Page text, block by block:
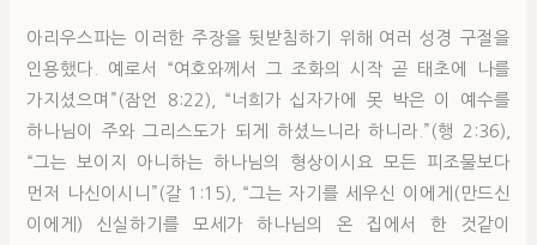
아리우스파는 이러한 주장을 뒷받침하기 위해 여러 성경 구절을
인용했다. 예로서 “여호와께서 그 조화의 시작 곧 태초에 나를
가지셨으며”(잠언 8:22), “너희가 십자가에 못 박은 이 예수를
하나님이 주와 그리스도가 되게 하셨느니라 하니라.”(행 2:36),
“그는 보이지 아니하는 하나님의 형상이시요 모든 피조물보다
먼저 나신이시니”(갈 1:15), “그는 자기를 세우신 이에게(만드신
이에게) 신실하기를 모세가 하나님의 온 집에서 한 것같이